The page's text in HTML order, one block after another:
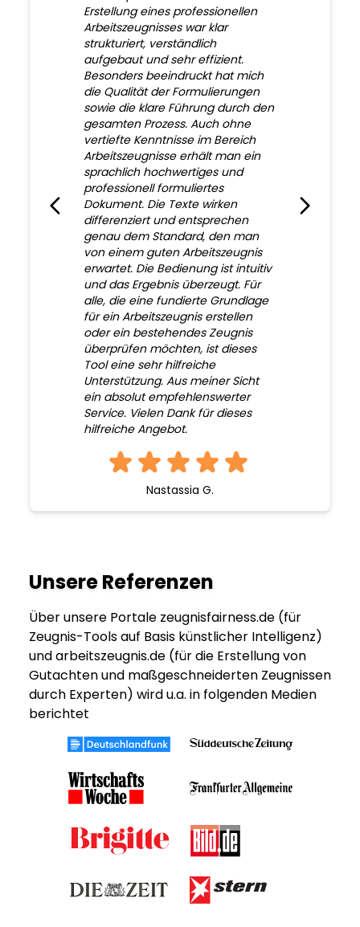
Erstellung eines professionellen
Arbeitszeugnisses war klar
strukturiert, verständlich
aufgebaut und sehr effizient.
Besonders beeindruckt hat mich
die Qualität der Formulierungen
sowie die klare Führung durch den
gesamten Prozess. Auch ohne
vertiefte Kenntnisse im Bereich
Arbeitszeugnisse erhält man ein
sprachlich hochwertiges und
professionell formuliertes
Dokument. Die Texte wirken
differenziert und entsprechen
genau dem Standard, den man
von einem guten Arbeitszeugnis
erwartet. Die Bedienung ist intuitiv
und das Ergebnis überzeugt. Für
alle, die eine fundierte Grundlage
für ein Arbeitszeugnis erstellen
oder ein bestehendes Zeugnis
überprüfen möchten, ist dieses
Tool eine sehr hilfreiche
Unterstützung. Aus meiner Sicht
ein absolut empfehlenswerter
Service. Vielen Dank für dieses
hilfreiche Angebot.
Nastassia G.
Unsere Referenzen
Über unsere Portale zeugnisfairness.de (für
Zeugnis-Tools auf Basis künstlicher Intelligenz)
und arbeitszeugnis.de (für die Erstellung von
Gutachten und maßgeschneiderten Zeugnissen
durch Experten) wird u.a. in folgenden Medien
berichtet